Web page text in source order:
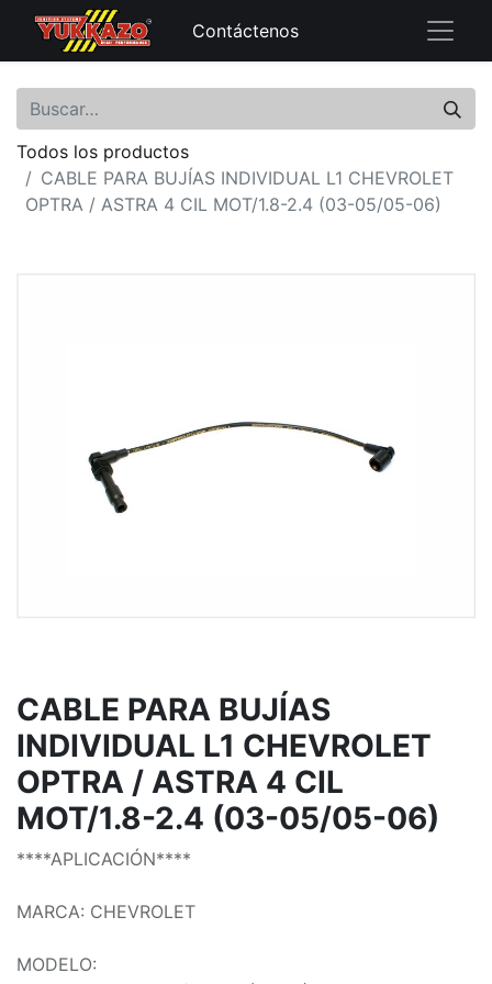
Contáctenos
Todos los productos
CABLE PARA BUJÍAS INDIVIDUAL L1 CHEVROLET
OPTRA / ASTRA 4 CIL MOT/1.8-2.4 (03-05/05-06)
CABLE PARA BUJÍAS
INDIVIDUAL L1 CHEVROLET
OPTRA / ASTRA 4 CIL
MOT/1.8-2.4 (03-05/05-06)
****APLICACIÓN****
MARCA: CHEVROLET
MODELO: